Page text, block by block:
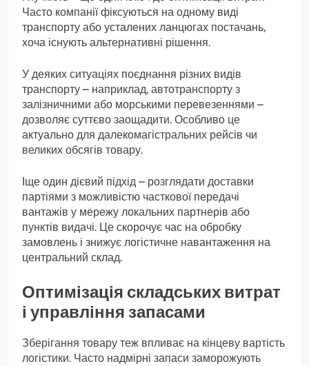
Часто компанії фіксуються на одному виді
транспорту або усталених ланцюгах постачань,
хоча існують альтернативні рішення.
У деяких ситуаціях поєднання різних видів
транспорту – наприклад, автотранспорту з
залізничними або морськими перевезеннями –
дозволяє суттєво заощадити. Особливо це
актуально для далекомагістральних рейсів чи
великих обсягів товару.
Іще один дієвий підхід – розглядати доставки
партіями з можливістю часткової передачі
вантажів у мережу локальних партнерів або
пунктів видачі. Це скорочує час на обробку
замовлень і знижує логістичне навантаження на
центральний склад.
Оптимізація складських витрат
і управління запасами
Зберігання товару теж впливає на кінцеву вартість
логістики. Часто надмірні запаси заморожують